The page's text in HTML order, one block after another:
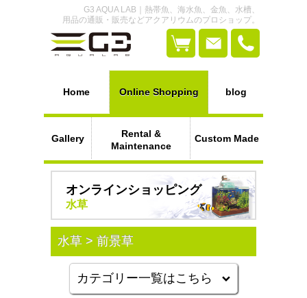
G3 AQUA LAB｜熱帯魚、海水魚、金魚、水槽、
用品の通販・販売などアクアリウムのプロショップ。
Home Online Shopping blog
Gallery
Rental &
Maintenance
Custom Made
オンラインショッピング
水草
水草 > 前景草
カテゴリー一覧はこちら